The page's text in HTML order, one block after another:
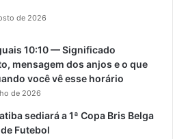
de 2026
10:10 — Significado
mensagem dos anjos e o que
você vê esse horário
de 2026
sediará a 1ª Copa Bris Belga
Futebol